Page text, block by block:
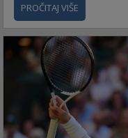
PROČITAJ VIŠE